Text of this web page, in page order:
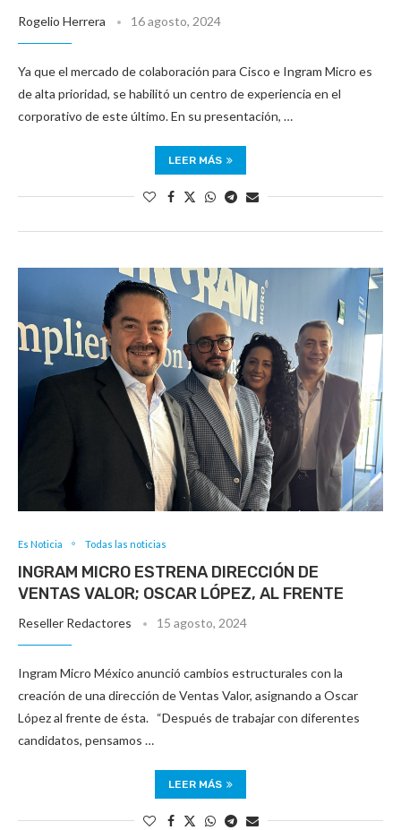
Rogelio Herrera 16 agosto, 2024
Ya que el mercado de colaboración para Cisco e Ingram Micro es
de alta prioridad, se habilitó un centro de experiencia en el
corporativo de este último. En su presentación, …
LEER MÁS
Es Noticia Todas las noticias
INGRAM MICRO ESTRENA DIRECCIÓN DE
VENTAS VALOR; OSCAR LÓPEZ, AL FRENTE
Reseller Redactores 15 agosto, 2024
Ingram Micro México anunció cambios estructurales con la
creación de una dirección de Ventas Valor, asignando a Oscar
López al frente de ésta. “Después de trabajar con diferentes
candidatos, pensamos …
LEER MÁS